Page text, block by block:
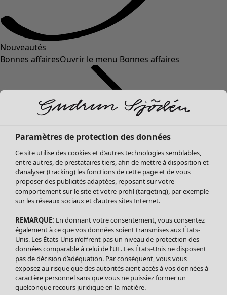
Nouveautés
Bonnes affairesOuvrir le menu Bonnes affaires
Soldes Vêtements
Tous les vêtements
Robes
Tuniques
Blouses
Tops
Gilets
Pantalon
Jupes
Paramètres de protection des données
Ce site utilise des cookies et d’autres technologies semblables,
entre autres, de prestataires tiers, afin de mettre à disposition et
d’analyser (tracking) les fonctions de cette page et de vous
proposer des publicités adaptées, reposant sur votre
comportement sur le site et votre profil (targeting), par exemple
sur les réseaux sociaux et d’autres sites Internet.
REMARQUE: En donnant votre consentement, vous consentez
également à ce que vos données soient transmises aux États-
Unis. Les États-Unis n’offrent pas un niveau de protection des
données comparable à celui de l’UE. Les États-Unis ne disposent
pas de décision d’adéquation. Par conséquent, vous vous
exposez au risque que des autorités aient accès à vos données à
caractère personnel sans que vous ne puissiez former un
quelconque recours juridique en la matière.